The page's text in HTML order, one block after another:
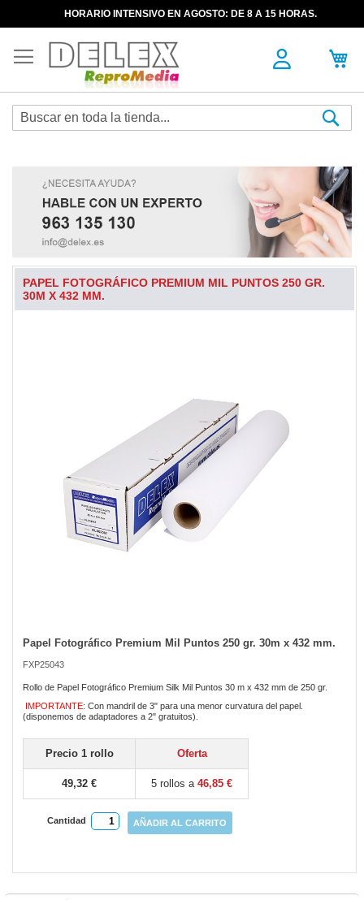
HORARIO INTENSIVO EN AGOSTO: DE 8 A 15 HORAS.
PAPEL FOTOGRÁFICO PREMIUM MIL PUNTOS 250 GR.
30M X 432 MM.
Papel Fotográfico Premium Mil Puntos 250 gr. 30m x 432 mm.
FXP25043
Rollo de Papel Fotográfico Premium Silk Mil Puntos 30 m x 432 mm de 250 gr.
IMPORTANTE: Con mandril de 3" para una menor curvatura del papel.
(disponemos de adaptadores a 2" gratuitos).
Precio 1 rollo Oferta
49,32 € 5 rollos a 46,85 €
Cantidad AÑADIR AL CARRITO
Skip
the
beginning
the
gallery